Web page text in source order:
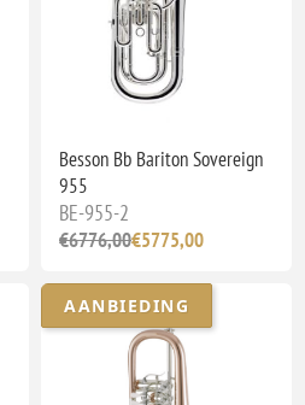
Besson Bb Bariton Sovereign
955
BE-955-2
€6776,00€5775,00
AANBIEDING